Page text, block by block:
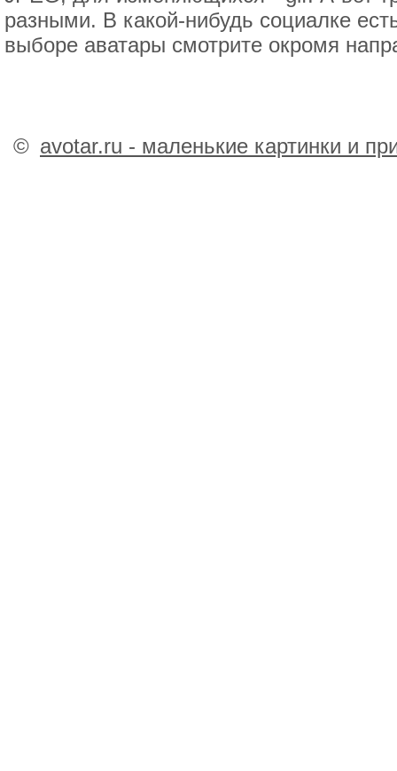
разными. В какой-нибудь социалке
выборе аватары смотрите окромя
© avotar.ru - маленькие картинки и